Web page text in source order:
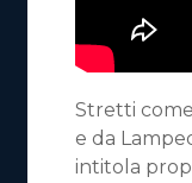
Stretti
e da
intitola